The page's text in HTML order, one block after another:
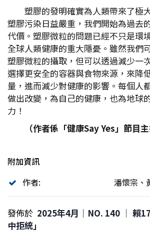
塑膠的發明確實為人類帶來了極
塑膠污染日益嚴重，我們開始為過去
代價。塑膠微粒的問題已經不只是環
全球人類健康的重大隱憂。雖然我們
塑膠微粒的攝取，但可以透過減少一
選擇更安全的容器與食物來源，來降
量，進而減少對健康的影響。每個人
做出改變，為自己的健康，也為地球
力！
（作者係「健康Say Yes 」節目主
附加資訊
作者:
潘懷宗、
發佈於 2025年4月｜NO. 140 │ 賴
中拒統」